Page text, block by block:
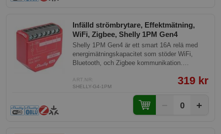
Home och Apple HomeKit. Detta 2-pack är ett
prisvärt alternativ för den som vill automatisera
flera rum eller kretsar på en gång.
Infälld strömbrytare, Effektmätning,
WiFi, Zigbee, Shelly 1PM Gen4
Shelly 1PM Gen4 är ett smart 16A relä med
energimätningskapacitet som stöder WiFi,
Bluetooth, och Zigbee kommunikation.
uttag eller lamputtag, möjliggör den enkel
kontroll och automation av lampor, fläktar,
pumpar och liknande enheter. Dess kompakta
design passar enkelt i vägg- och takdosor.
ART.NR:
SHELLY-G4-1PM
319 kr
0 +